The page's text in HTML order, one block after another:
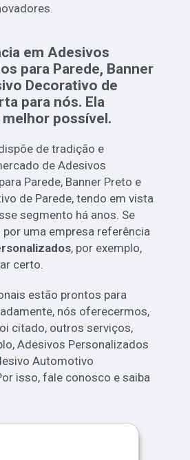
em Adesivos
para Parede, Banner
Decorativo de
para nós. Ela
possível.
de tradição e
de Adesivos
Parede, Banner Preto e
de Parede, tendo em vista
segmento há anos. Se
uma empresa referência
, por exemplo,
certo.
estão prontos para
nós oferecermos,
citado, outros serviços,
Adesivos Personalizados
Automotivo
isso, fale conosco e saiba